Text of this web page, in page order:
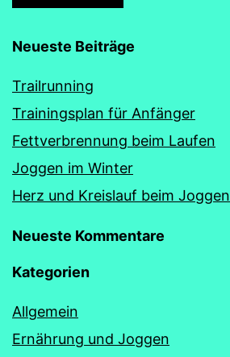
Neueste Beiträge
Trailrunning
Trainingsplan für Anfänger
Fettverbrennung beim Laufen
Joggen im Winter
Herz und Kreislauf beim Joggen
Neueste Kommentare
Kategorien
Allgemein
Ernährung und Joggen